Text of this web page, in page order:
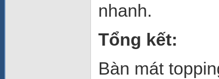
nhanh.
Tổng kết:
Bàn mát